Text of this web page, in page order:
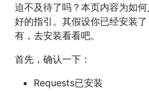
迫不及待了吗？本页内容为如
好的指引。其假设你已经安装
有，去安装看看吧。
首先，确认一下：
Requests已安装